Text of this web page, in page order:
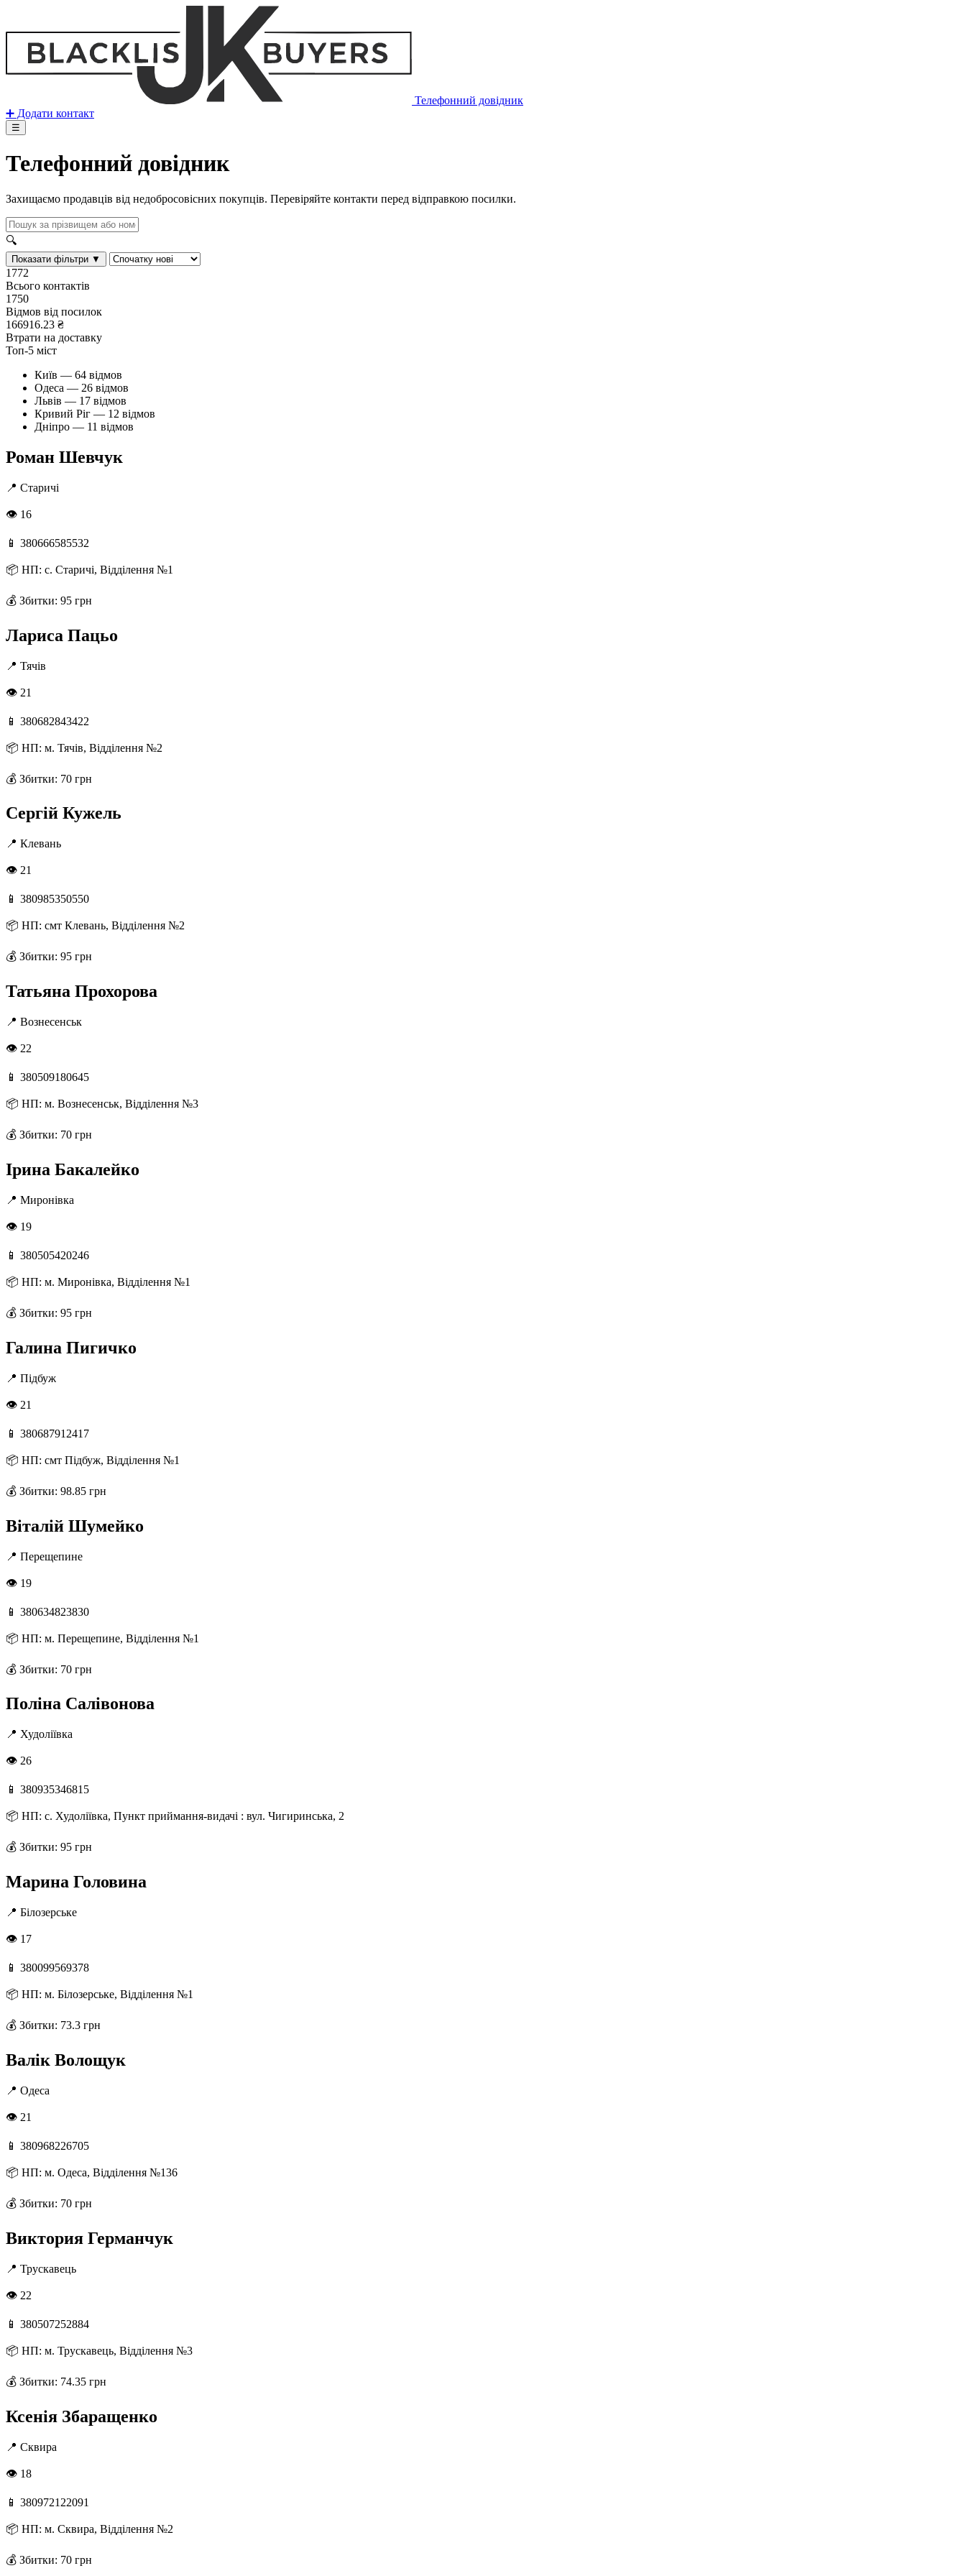
Телефонний довідник
➕ Додати контакт
☰
Телефонний довідник
Захищаємо продавців від недобросовісних покупців. Перевіряйте контакти перед відправкою посилки.
🔍
Показати фільтри ▼
1772
Всього контактів
1750
Відмов від посилок
166916.23 ₴
Втрати на доставку
Топ-5 міст
Київ — 64 відмов
Одеса — 26 відмов
Львів — 17 відмов
Кривий Ріг — 12 відмов
Дніпро — 11 відмов
Роман Шевчук
📍 Старичі
👁 16
📱 380666585532
📦 НП: с. Старичі, Відділення №1
💰 Збитки: 95 грн
Лариса Пацьо
📍 Тячів
👁 21
📱 380682843422
📦 НП: м. Тячів, Відділення №2
💰 Збитки: 70 грн
Сергій Кужель
📍 Клевань
👁 21
📱 380985350550
📦 НП: смт Клевань, Відділення №2
💰 Збитки: 95 грн
Татьяна Прохорова
📍 Вознесенськ
👁 22
📱 380509180645
📦 НП: м. Вознесенськ, Відділення №3
💰 Збитки: 70 грн
Ірина Бакалейко
📍 Миронівка
👁 19
📱 380505420246
📦 НП: м. Миронівка, Відділення №1
💰 Збитки: 95 грн
Галина Пигичко
📍 Підбуж
👁 21
📱 380687912417
📦 НП: смт Підбуж, Відділення №1
💰 Збитки: 98.85 грн
Віталій Шумейко
📍 Перещепине
👁 19
📱 380634823830
📦 НП: м. Перещепине, Відділення №1
💰 Збитки: 70 грн
Поліна Салівонова
📍 Худоліївка
👁 26
📱 380935346815
📦 НП: с. Худоліївка, Пункт приймання-видачі : вул. Чигиринська, 2
💰 Збитки: 95 грн
Марина Головина
📍 Білозерське
👁 17
📱 380099569378
📦 НП: м. Білозерське, Відділення №1
💰 Збитки: 73.3 грн
Валік Волощук
📍 Одеса
👁 21
📱 380968226705
📦 НП: м. Одеса, Відділення №136
💰 Збитки: 70 грн
Виктория Германчук
📍 Трускавець
👁 22
📱 380507252884
📦 НП: м. Трускавець, Відділення №3
💰 Збитки: 74.35 грн
Ксенія Збаращенко
📍 Сквира
👁 18
📱 380972122091
📦 НП: м. Сквира, Відділення №2
💰 Збитки: 70 грн